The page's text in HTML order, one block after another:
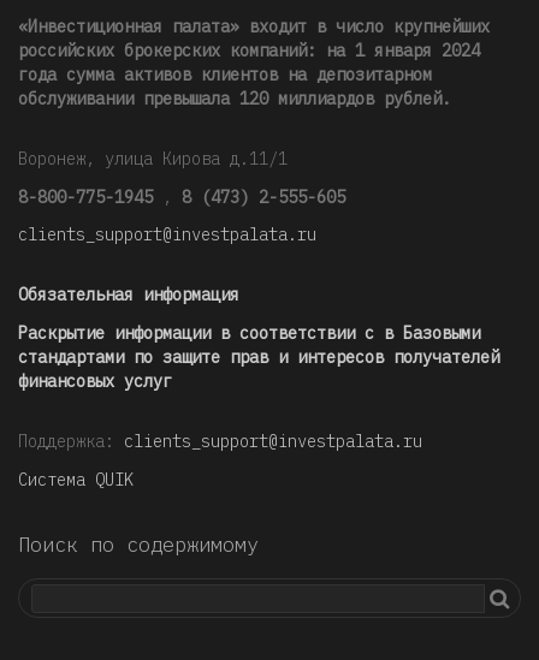
«Инвестиционная палата» входит в число крупнейших
российских брокерских компаний: на 1 января 2024
года сумма активов клиентов на депозитарном
обслуживании превышала 120 миллиардов рублей.
Воронеж, улица Кирова д.11/1
8-800-775-1945 , 8 (473) 2-555-605
clients_support@investpalata.ru
Обязательная информация
Раскрытие информации в соответствии с в Базовыми
стандартами по защите прав и интересов получателей
финансовых услуг
Поддержка: clients_support@investpalata.ru
Система QUIK
Поиск по содержимому